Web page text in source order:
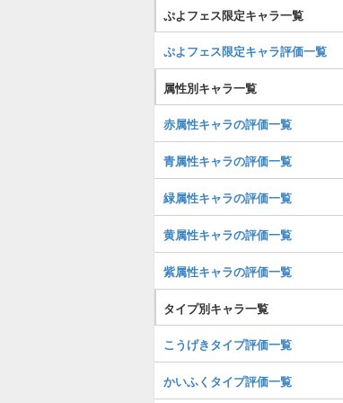
ぷよフェス限定キャラ一覧
ぷよフェス限定キャラ評価一覧
属性別キャラ一覧
赤属性キャラの評価一覧
青属性キャラの評価一覧
緑属性キャラの評価一覧
黄属性キャラの評価一覧
紫属性キャラの評価一覧
タイプ別キャラ一覧
こうげきタイプ評価一覧
かいふくタイプ評価一覧